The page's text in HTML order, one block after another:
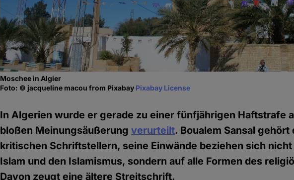
Moschee in Algier
Foto: © jacqueline macou from Pixabay Pixabay License
In Algerien wurde er gerade zu einer fünfjährigen Haftstrafe
bloßen Meinungsäußerungverurteilt. Boualem Sansal gehört
kritischen Schriftstellern, seine Einwände beziehen sich
Islam und den Islamismus, sondern auf alle Formen des
Davon zeugt eine ältere Streitschrift.